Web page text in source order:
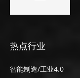
热点行业
智能制造/工业4.0